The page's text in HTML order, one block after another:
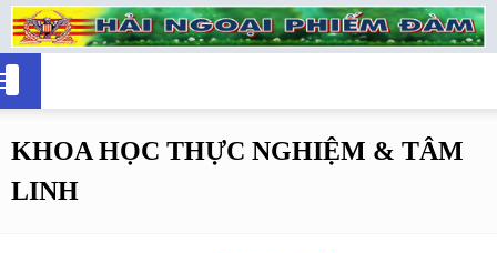
KHOA HỌC THỰC NGHIỆM & TÂM
LINH